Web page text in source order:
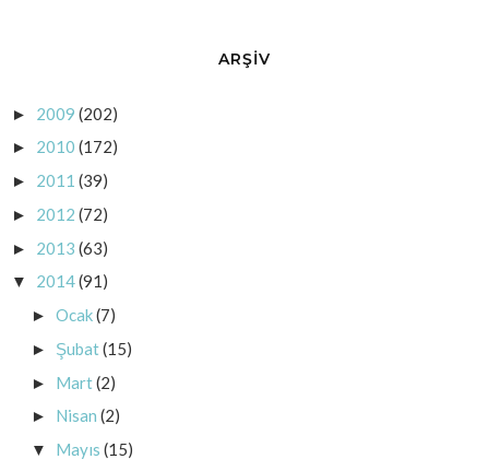
ARŞİV
► 2009 (202)
► 2010 (172)
► 2011 (39)
► 2012 (72)
► 2013 (63)
▼ 2014(91)
► Ocak(7)
► Şubat(15)
► Mart(2)
► Nisan (2)
▼ Mayıs (15)